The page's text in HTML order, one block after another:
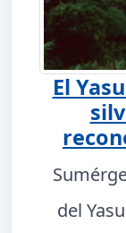
El
del